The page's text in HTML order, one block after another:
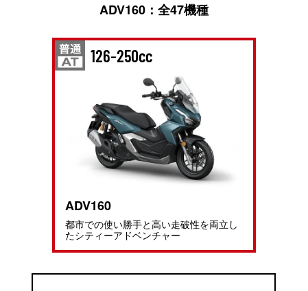
ADV160：全47機種
126-250cc
ADV160
都市での使い勝手と高い走破性を両立し
たシティーアドベンチャー